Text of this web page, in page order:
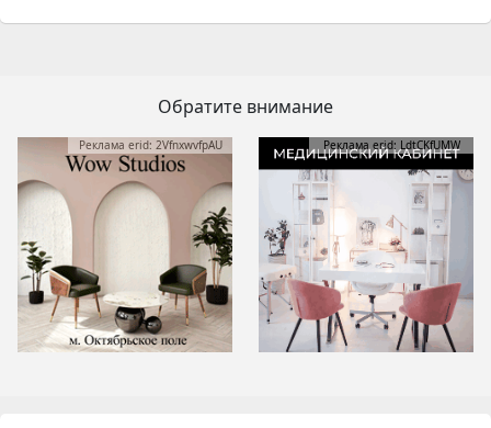
Обратите внимание
Реклама erid: 2VfnxwvfpAU Реклама erid: LdtCKfUMW